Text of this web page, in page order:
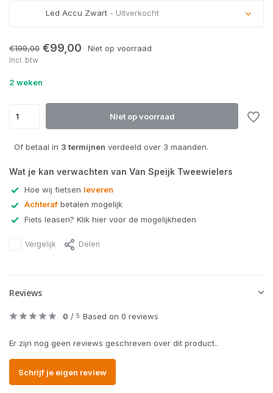
Led Accu Zwart - Uitverkocht
€199,00 €99,00 Niet op voorraad
Incl. btw
2 weken
Niet op voorraad
Of betaal in 3 termijnen verdeeld over 3 maanden.
Wat je kan verwachten van Van Speijk Tweewielers
Hoe wij fietsen leveren
Achteraf betalen mogelijk
Fiets leasen? Klik hier voor de mogelijkheden
Vergelijk Delen
Reviews
0 / 5 Based on 0 reviews
Er zijn nog geen reviews geschreven over dit product..
Schrijf je eigen review